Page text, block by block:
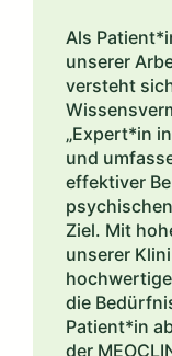
Als
unserer
versteht
„Expert*in
und
effektiver
Ziel. Mit
unserer
die
Patient*in
der